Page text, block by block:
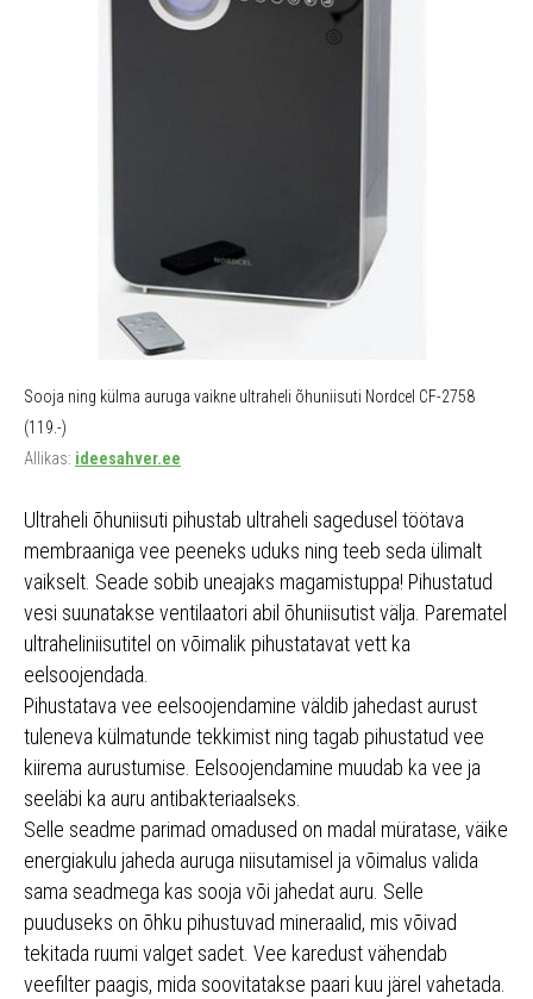
Sooja ning külma auruga vaikne ultraheli õhuniisuti Nordcel CF-2758
(119.-)
Allikas: ideesahver.ee
Ultraheli õhuniisuti pihustab ultraheli sagedusel töötava
membraaniga vee peeneks uduks ning teeb seda ülimalt
vaikselt. Seade sobib uneajaks magamistuppa! Pihustatud
vesi suunatakse ventilaatori abil õhuniisutist välja. Parematel
ultraheliniisutitel on võimalik pihustatavat vett ka
eelsoojendada.
Pihustatava vee eelsoojendamine väldib jahedast aurust
tuleneva külmatunde tekkimist ning tagab pihustatud vee
kiirema aurustumise. Eelsoojendamine muudab ka vee ja
seeläbi ka auru antibakteriaalseks.
Selle seadme parimad omadused on madal müratase, väike
energiakulu jaheda auruga niisutamisel ja võimalus valida
sama seadmega kas sooja või jahedat auru. Selle
puuduseks on õhku pihustuvad mineraalid, mis võivad
tekitada ruumi valget sadet. Vee karedust vähendab
veefilter paagis, mida soovitatakse paari kuu järel vahetada.